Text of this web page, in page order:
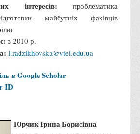
інтересів: проблематика
майбутніх фахівців
з 2010 р.
l.radzikhovska@vtei.edu.ua
в Google Scholar
ID
Юрчик Ірина Борисівна